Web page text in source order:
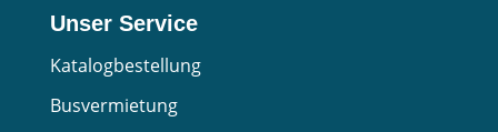
Unser Service
Katalogbestellung
Busvermietung